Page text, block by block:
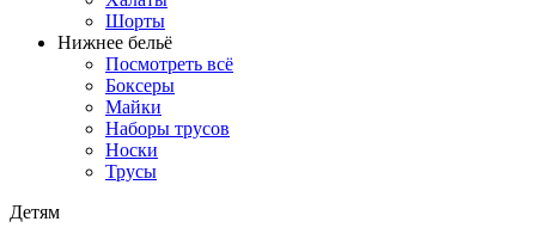
Шорты
Нижнее бельё
Посмотреть всё
Боксеры
Майки
Наборы трусов
Носки
Трусы
Детям